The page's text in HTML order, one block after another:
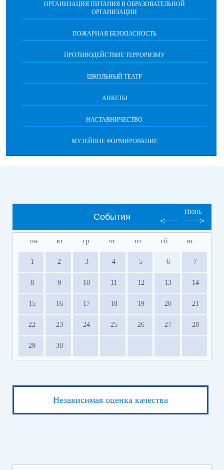
ОРГАНИЗАЦИЯ ПИТАНИЯ В ОБРАЗОВАТЕЛЬНОЙ
ОРГАНИЗАЦИИ
ПОЖАРНАЯ БЕЗОПАСНОСТЬ
ПРОТИВОДЕЙСТВИЕ ТЕРРОРИЗМУ
ШКОЛЬНЫЙ ТЕАТР
АНКЕТЫ
НАСТАВНИЧЕСТВО
МУЗЕЙНОЕ ФОРМИРОВАНИЕ
События
Июнь
пн вт ср чт пт сб вс
1 2 3 4 5 6 7
8 9 10 11 12 13 14
15 16 17 18 19 20 21
22 23 24 25 26 27 28
29 30
Независимая оценка качества